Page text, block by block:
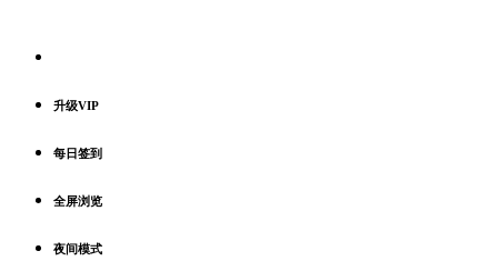
升级VIP
每日签到
全屏浏览
夜间模式